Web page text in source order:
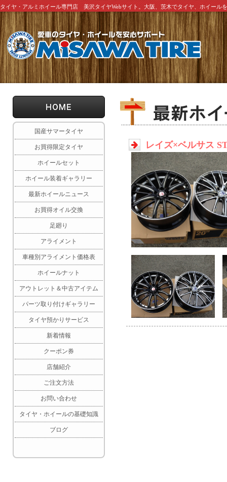
タイヤ・アルミホイール専門店 美沢タイヤWebサイト。大阪、茨木でタイヤ、ホイール
国産サマータイヤ
お買得限定タイヤ
ホイールセット
ホイール装着ギャラリー
最新ホイールニュース
お買得オイル交換
足廻り
アライメント
車種別アライメント価格表
ホイールナット
アウトレット＆中古アイテム
パーツ取り付けギャラリー
タイヤ預かりサービス
新着情報
クーポン券
店舗紹介
ご注文方法
お問い合わせ
タイヤ・ホイールの基礎知識
ブログ
レイズ×ベルサス